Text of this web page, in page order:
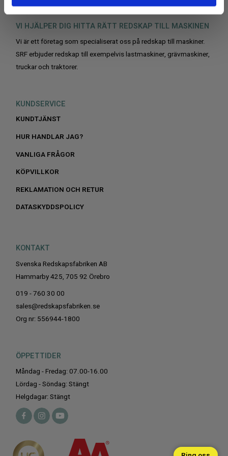
VI HJÄLPER DIG HITTA RÄTT REDSKAP TILL MASKINEN
Vi är ett företag som specialiserat oss på redskap till maskiner.
SRF erbjuder redskap till exempelvis lastmaskiner, grävmaskiner,
truckar och traktorer.
KUNDSERVICE
KUNDTJÄNST
HUR HANDLAR JAG?
VANLIGA FRÅGOR
KÖPVILLKOR
REKLAMATION OCH RETUR
DATASKYDDSPOLICY
KONTAKT
Svenska Redskapsfabriken AB
Hammarby 425, 705 92 Örebro
019 - 760 30 00
sales@redskapsfabriken.se
Org nr: 556944-1800
ÖPPETTIDER
Måndag - Fredag: 07.00-16.00
Lördag - Söndag: Stängt
Helgdagar: Stängt